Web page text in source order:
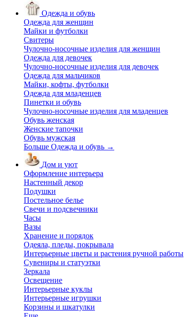
Одежда и обувь
Одежда для женщин
Майки и футболки
Свитеры
Чулочно-носочные изделия для женщин
Одежда для девочек
Чулочно-носочные изделия для девочек
Одежда для мальчиков
Майки, кофты, футболки
Одежда для младенцев
Пинетки и обувь
Чулочно-носочные изделия для младенцев
Обувь женская
Женские тапочки
Обувь мужская
Больше Одежда и обувь →
Дом и уют
Оформление интерьера
Настенный декор
Подушки
Постельное белье
Свечи и подсвечники
Часы
Вазы
Хранение и порядок
Одеяла, пледы, покрывала
Интерьерные цветы и растения ручной работы
Сувениры и статуэтки
Зеркала
Освещение
Интерьерные куклы
Интерьерные игрушки
Корзины и шкатулки